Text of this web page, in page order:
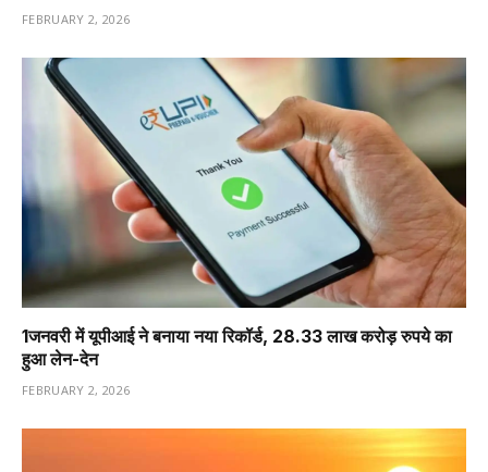
FEBRUARY 2, 2026
1️जनवरी में यूपीआई ने बनाया नया रिकॉर्ड, 28.33 लाख करोड़ रुपये का
हुआ लेन-देन
FEBRUARY 2, 2026